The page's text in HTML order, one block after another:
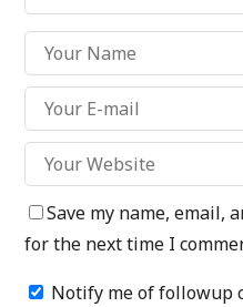
Save my name, email,
for the next time I
Notify me of followup